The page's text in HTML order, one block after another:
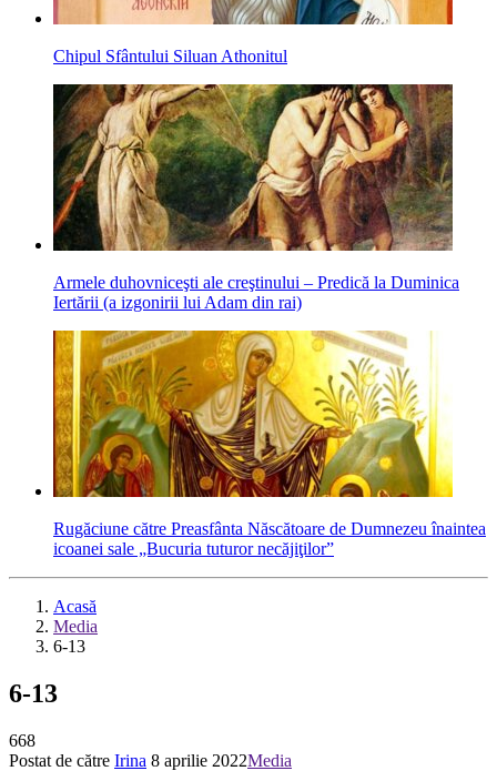
Chipul Sfântului Siluan Athonitul
Armele duhovniceşti ale creştinului – Predică la Duminica
Iertării (a izgonirii lui Adam din rai)
Rugăciune către Preasfânta Născătoare de Dumnezeu înaintea
icoanei sale „Bucuria tuturor necăjiţilor”
Acasă
Media
6-13
6-13
668
Postat de către Irina 8 aprilie 2022Media